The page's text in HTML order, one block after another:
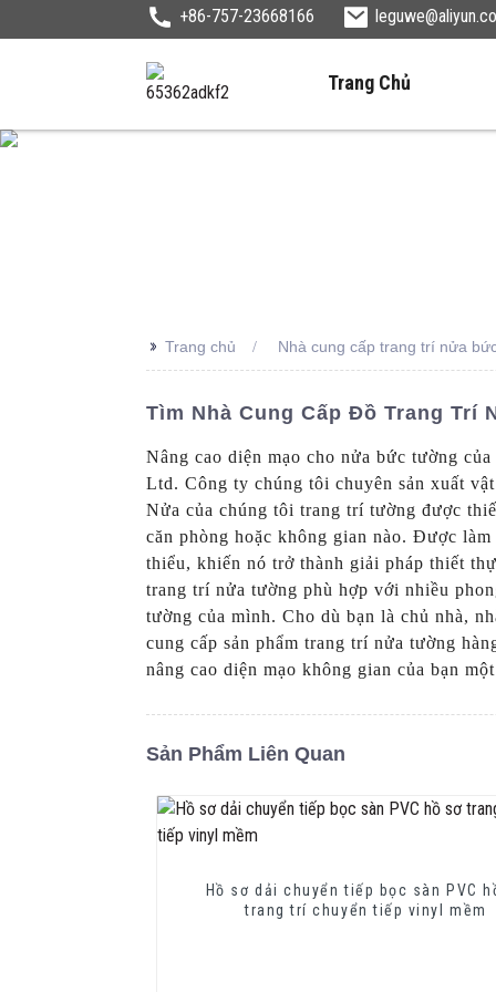
+86-757-23668166
Trang Chủ
>> Trang chủ Nhà cung cấp trang trí nửa
Tìm Nhà Cung Cấp Đồ Trang Trí
Nâng cao diện mạo cho nửa bức tường
Ltd. Công ty chúng tôi chuyên sản xuất
Nửa của chúng tôi trang trí tường được
căn phòng hoặc không gian nào. Được
thiểu, khiến nó trở thành giải pháp thiết
trang trí nửa tường phù hợp với nhiều
tường của mình. Cho dù bạn là chủ nhà,
cung cấp sản phẩm trang trí nửa tường
nâng cao diện mạo không gian của bạn
Sản Phẩm Liên Quan
Hồ sơ dải chuyển tiếp bọc sàn PVC
trang trí chuyển tiếp vinyl mềm